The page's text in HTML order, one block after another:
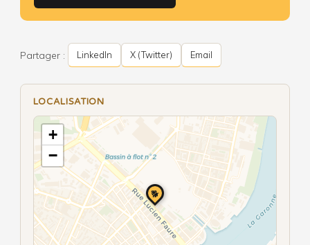
Partager : LinkedIn X (Twitter) Email
LOCALISATION
🐕
+
−